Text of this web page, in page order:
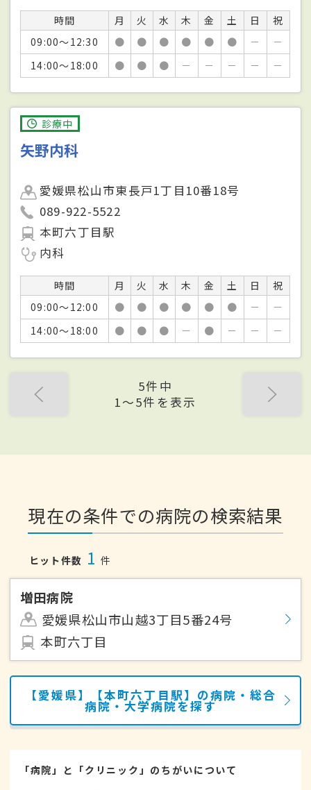
時間 月 火 水 木 金 土 日
祝
09:00～12:30
● ● ● ● ● ● －
－
14:00～18:00
● ● ● － － － － －
診療中
矢野内科
愛媛県松山市東長戸1丁目10番18号
089-922-5522
本町六丁目駅
内科
時間 月 火 水 木 金 土 日
祝
09:00～12:00
● ● ● ● ● ● －
－
14:00～18:00
● ● ● － ● － － －
5件中
1〜5件を表示
現在の条件での病院の検索結果
ヒット件数 1 件
増田病院
愛媛県松山市山越3丁目5番24号
本町六丁目
【愛媛県】【本町六丁目駅】の病院・総合
病院・大学病院を探す
「病院」と「クリニック」のちがいについて